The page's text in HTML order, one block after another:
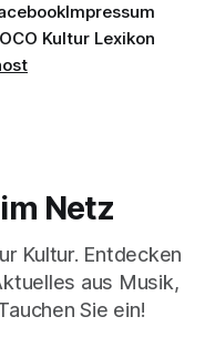
Impressum
Kultur Lexikon
Netz
Kultur. Entdecken
aus Musik,
Sie ein!